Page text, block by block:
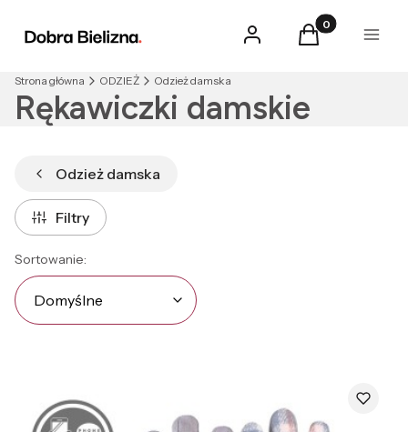
Zaloguj sięProdukty w
Koszyk Menu
Strona główna ODZIEŻ Odzież damska
Rękawiczki damskie
Odzież damska
Filtry
Lista produktów
Sortowanie:
Domyślne